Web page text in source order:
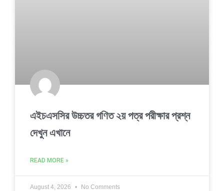
এইচএসসির উচ্চতর গণিত ২য় পত্র পরীক্ষার প্রশ্ন
দেখুন এখানে
READ MORE »
August 4, 2026 No Comments